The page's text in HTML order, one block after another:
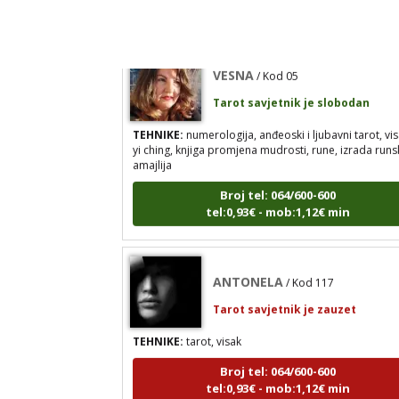
TEHNIKE:numerologija, anđeoski i ljubavni tarot,
yi ching, knjiga promjena mudrosti, rune, izrada
amajlija
Broj tel: 064/600-600
tel:0,93€ - mob:1,12€ min
TEHNIKE:tarot, visak
Broj tel: 064/600-600
tel:0,93€ - mob:1,12€ min